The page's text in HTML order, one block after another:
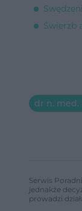
Świerzb
dr n. med.
Serwis
jednakże
prowadzi